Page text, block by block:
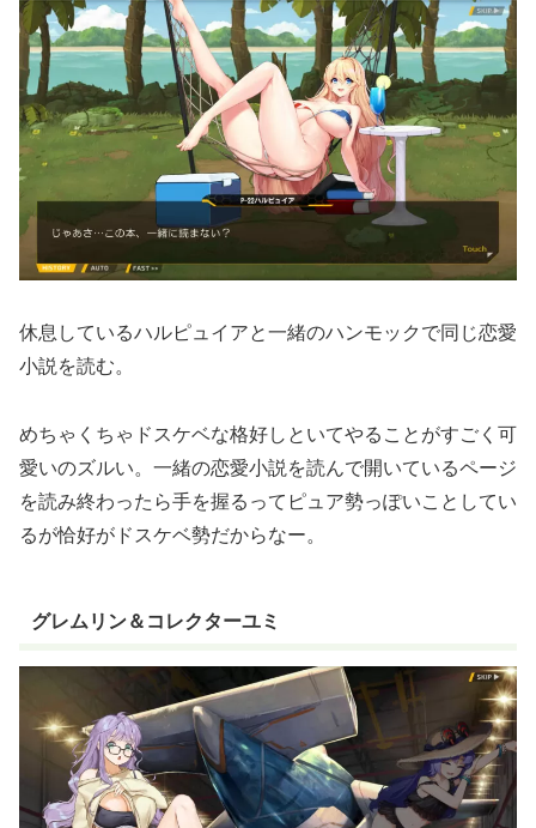
休息しているハルピュイアと一緒のハンモックで同じ恋愛
小説を読む。
めちゃくちゃドスケベな格好しといてやることがすごく可
愛いのズルい。一緒の恋愛小説を読んで開いているページ
を読み終わったら手を握るってピュア勢っぽいことしてい
るが恰好がドスケベ勢だからなー。
グレムリン＆コレクターユミ